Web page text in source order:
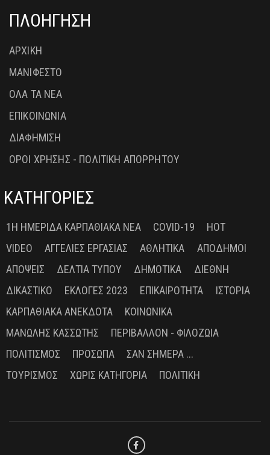
ΠΛΟΗΓΗΣΗ
ΑΡΧΙΚΗ
ΜΑΝΙΦΕΣΤΟ
ΟΛΑ ΤΑ ΝΕΑ
ΕΠΙΚΟΙΝΩΝΙΑ
ΔΙΑΦΗΜΙΣΗ
ΟΡΟΙ ΧΡΗΣΗΣ - ΠΟΛΙΤΙΚΗ ΑΠΟΡΡΗΤΟΥ
ΚΑΤΗΓΟΡΙΕΣ
1Η ΗΜΕΡΊΔΑ ΚΑΡΠΑΘΙΑΚΆ ΝΈΑ COVID-19
HOT
VIDEO
ΑΓΓΕΛΊΕΣ ΕΡΓΑΣΊΑΣ ΑΘΛΗΤΙΚΆ
ΑΠΌΔΗΜΟΙ
ΑΠΌΨΕΙΣ
ΔΕΛΤΊΑ ΤΎΠΟΥ ΔΗΜΟΤΙΚΆ
ΔΙΕΘΝΉ
ΔΙΚΑΣΤΙΚΌ
ΕΚΛΟΓΈΣ 2023 ΕΠΙΚΑΙΡΌΤΗΤΑ
ΙΣΤΟΡΊΑ
ΚΑΡΠΑΘΙΑΚΆ ΑΝΈΚΔΟΤΑ
ΚΟΙΝΩΝΙΚΆ
ΜΑΝΏΛΗΣ ΚΑΣΣΏΤΗΣ
ΠΕΡΙΒΆΛΛΟΝ - ΦΙΛΟΖΩΊΑ
ΠΟΛΙΤΙΣΜΌΣ
ΠΡΌΣΩΠΑ
ΣΑΝ ΣΉΜΕΡΑ ...
ΤΟΥΡΙΣΜΌΣ
ΧΩΡΊΣ ΚΑΤΗΓΟΡΊΑ ΠΟΛΙΤΙΚΉ